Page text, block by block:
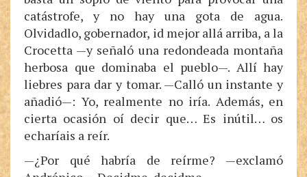
catástrofe, y no hay una gota de agua.
Olvidadlo, gobernador, id mejor allá arriba, a la
Crocetta —y señaló una redondeada montaña
herbosa que dominaba el pueblo—. Allí hay
liebres para dar y tomar. —Calló un instante y
añadió—: Yo, realmente no iría. Además, en
cierta ocasión oí decir que… Es inútil… os
echaríais a reír.
—¿Por qué habría de reírme? —exclamó